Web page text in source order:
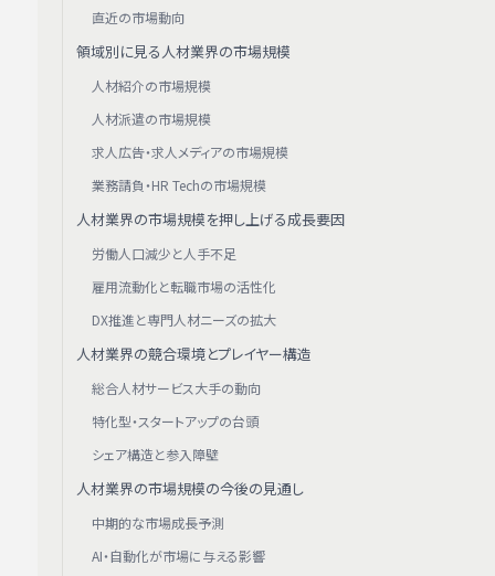
直近の市場動向
領域別に見る人材業界の市場規模
人材紹介の市場規模
人材派遣の市場規模
求人広告・求人メディアの市場規模
業務請負・HR Techの市場規模
人材業界の市場規模を押し上げる成長要因
労働人口減少と人手不足
雇用流動化と転職市場の活性化
DX推進と専門人材ニーズの拡大
人材業界の競合環境とプレイヤー構造
総合人材サービス大手の動向
特化型・スタートアップの台頭
シェア構造と参入障壁
人材業界の市場規模の今後の見通し
中期的な市場成長予測
AI・自動化が市場に与える影響